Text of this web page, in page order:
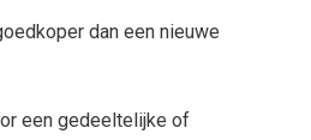
dan een nieuwe
een gedeeltelijke of